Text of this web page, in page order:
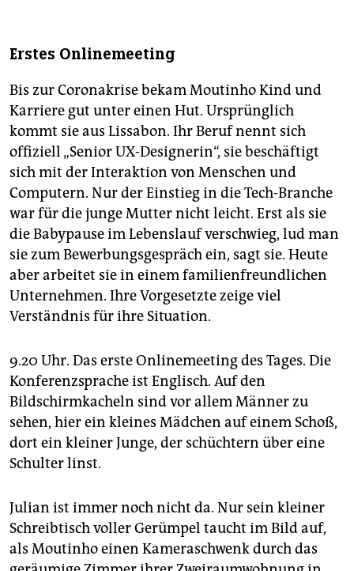
Erstes Onlinemeeting
Bis zur Coronakrise bekam Moutinho Kind und
Karriere gut unter einen Hut. Ursprünglich
kommt sie aus Lissabon. Ihr Beruf nennt sich
offiziell „Senior UX-Designerin“, sie beschäftigt
sich mit der Interaktion von Menschen und
Computern. Nur der Einstieg in die Tech-Branche
war für die junge Mutter nicht leicht. Erst als sie
die Babypause im Lebenslauf verschwieg, lud man
sie zum Bewerbungsgespräch ein, sagt sie. Heute
aber arbeitet sie in einem familienfreundlichen
Unternehmen. Ihre Vorgesetzte zeige viel
Verständnis für ihre Situation.
9.20 Uhr. Das erste Onlinemeeting des Tages. Die
Konferenzsprache ist Englisch. Auf den
Bildschirmkacheln sind vor allem Männer zu
sehen, hier ein kleines Mädchen auf einem Schoß,
dort ein kleiner Junge, der schüchtern über eine
Schulter linst.
Julian ist immer noch nicht da. Nur sein kleiner
Schreibtisch voller Gerümpel taucht im Bild auf,
als Moutinho einen Kameraschwenk durch das